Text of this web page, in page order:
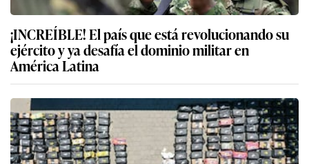
¡INCREÍBLE! El país que está revolucionando su
ejército y ya desafía el dominio militar en
América Latina